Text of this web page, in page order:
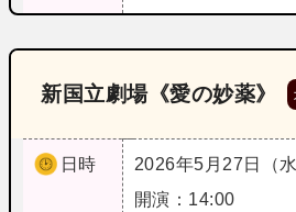
新国立劇場《愛の妙薬》
日時
2026年5月27日（水
開演：14:00